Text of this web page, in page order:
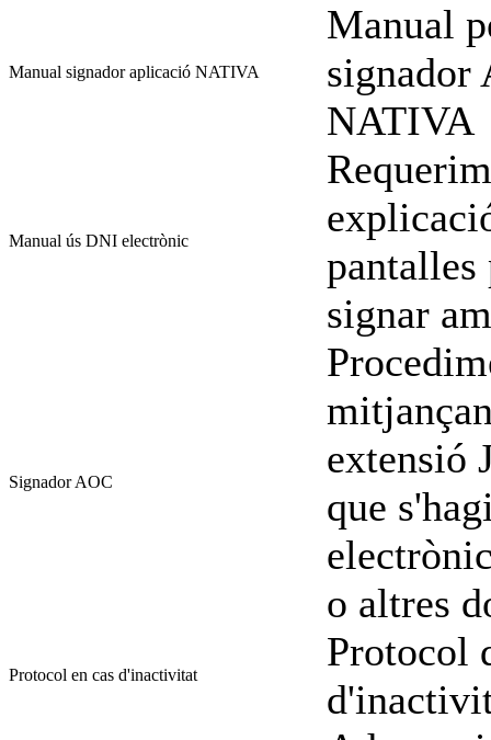
Manual signador aplicació NATIVA
Manual
signador
NATIVA
Manual ús DNI electrònic
pantalles
signar
Signador AOC
extensió
que
o altres
Protocol en cas d'inactivitat
Protocol